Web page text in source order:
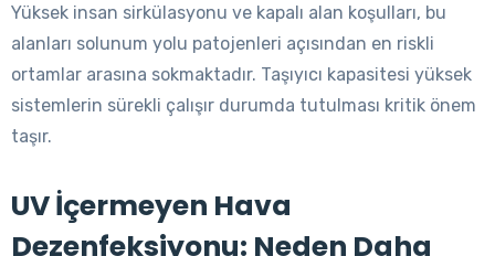
Yüksek insan sirkülasyonu ve kapalı alan koşulları, bu
alanları solunum yolu patojenleri açısından en riskli
ortamlar arasına sokmaktadır. Taşıyıcı kapasitesi yüksek
sistemlerin sürekli çalışır durumda tutulması kritik önem
taşır.
UV İçermeyen Hava
Dezenfeksiyonu: Neden Daha